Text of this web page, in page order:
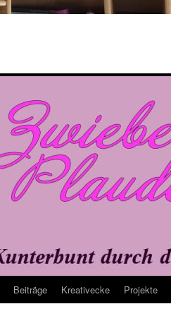
Beiträge Kreativecke Projekte